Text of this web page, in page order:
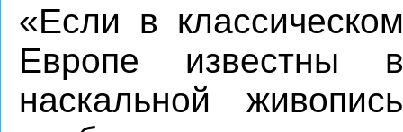
«Если в
Европе известны
наскальной